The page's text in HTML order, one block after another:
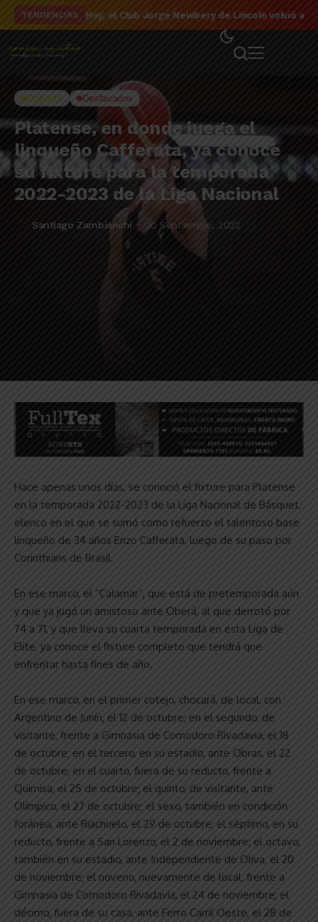
TENDENCIAS El detalle de la campaña de El Linqueño en el
Deporte Destacados
Platense, en donde juega el
linqueño Cafferata, ya conoce
su fixture para la temporada
2022-2023 de la Liga Nacional
Santiago Zambianchi 20 Septiembre, 2022
Hace apenas unos días, se conoció el fixture para Platense
en la temporada 2022-2023 de la Liga Nacional de Básquet,
elenco en el que se sumó como refuerzo el talentoso base
linqueño de 34 años Enzo Cafferata, luego de su paso por
Corinthians de Brasil.
En ese marco, el “Calamar”, que está de pretemporada aún
y que ya jugó un amistoso ante Oberá, al que derrotó por
74 a 71, y que lleva su cuarta temporada en esta Liga de
Elite, ya conoce el fixture completo que tendrá que
enfrentar hasta fines de año.
En ese marco, en el primer cotejo, chocará, de local, con
Argentino de Junín, el 12 de octubre; en el segundo, de
visitante, frente a Gimnasia de Comodoro Rivadavia, el 18
de octubre; en el tercero, en su estadio, ante Obras, el 22
de octubre; en el cuarto, fuera de su reducto, frente a
Quimisa, el 25 de octubre; el quinto, de visitante, ante
Olímpico, el 27 de octubre; el sexo, también en condición
foránea, ante Riachuelo, el 29 de octubre; el séptimo, en su
reducto, frente a San Lorenzo, el 2 de noviembre; el octavo,
también en su estadio, ante Independiente de Oliva, el 20
de noviembre; el noveno, nuevamente de local, frente a
Gimnasia de Comodoro Rivadavia, el 24 de noviembre; el
décimo, fuera de su casa, ante Ferro Carril Oeste, el 28 de